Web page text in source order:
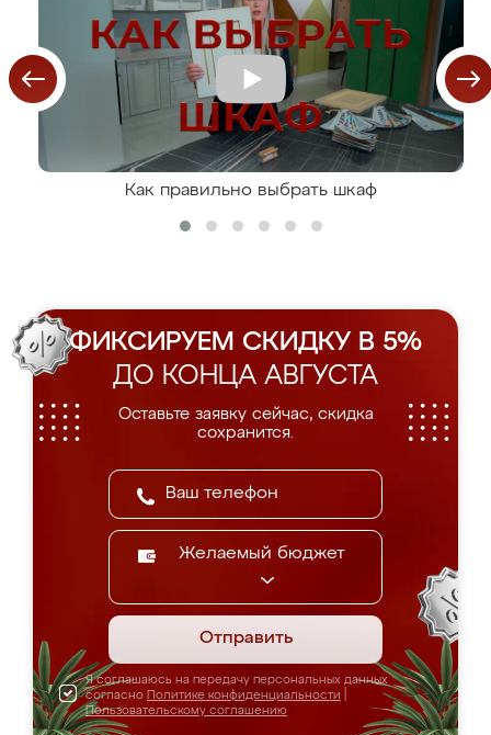
Как правильно выбрать шкаф
ФИКСИРУЕМ СКИДКУ В 5%
ДО КОНЦА АВГУСТА
Оставьте заявку сейчас, скидка
сохранится.
Желаемый бюджет
Отправить
Я соглашаюсь на передачу персональных данных
согласно Политике конфиденциальности
Пользовательскому соглашению